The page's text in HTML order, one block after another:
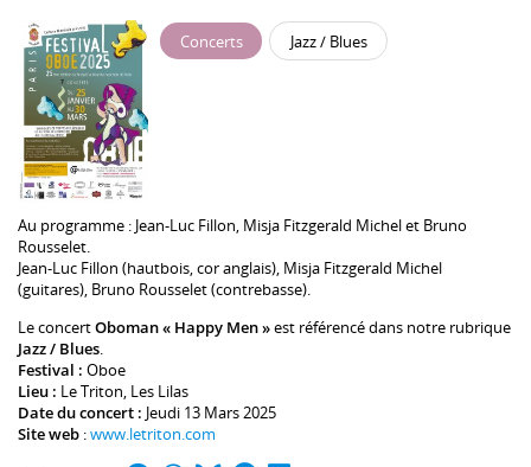
Concerts Jazz / Blues
Au programme : Jean-Luc Fillon Misja Fitzgerald Michelet Bruno
Rousselet
Jean-Luc Fillon (hautbois, cor anglais), Misja Fitzgerald Michel
(guitares), Bruno Rousselet(contrebasse).
Le concertOboman « Happy Men »est référencé dans notre rubrique
Jazz / Blues.
Festival : Oboe
Lieu : Le Triton, Les Lilas
Date du concert : Jeudi 13 Mars 2025
Site web :www.letriton.com